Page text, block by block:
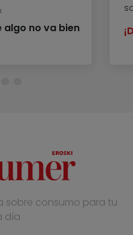
algo no va bien
sobre consumo para tu
día